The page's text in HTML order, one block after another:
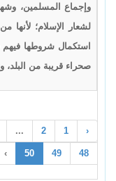
وإجماع المسلمين،
لشعار الإسلام؛ لأنها
استكمال شروطها فيهم
صحراء قريبة من
‹
1
2
...
48
49
50
›